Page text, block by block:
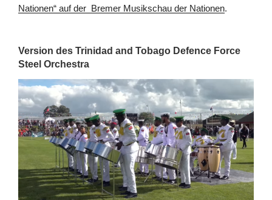
Nationen“ auf der Bremer Musikschau der Nationen.
Version des Trinidad and Tobago Defence Force
Steel Orchestra